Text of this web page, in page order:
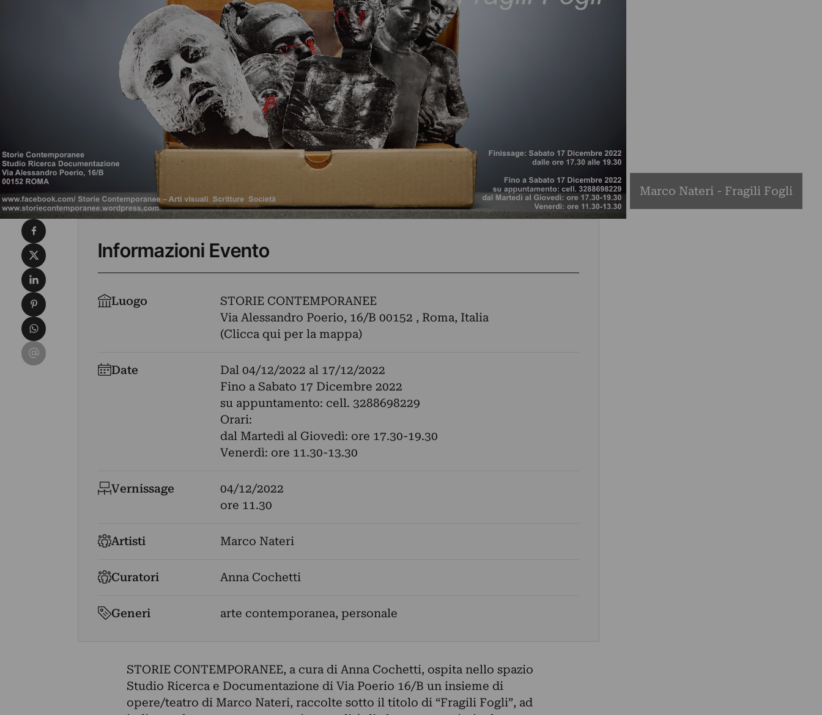
Marco Nateri - Fragili Fogli
Informazioni Evento
Luogo
STORIE CONTEMPORANEE
Via Alessandro Poerio, 16/B 00152 , Roma, Italia
(Clicca qui per la mappa)
Date Dal 04/12/2022 al 17/12/2022
Fino a Sabato 17 Dicembre 2022
su appuntamento: cell. 3288698229
Orari:
dal Martedì al Giovedì: ore 17.30-19.30
Venerdì: ore 11.30-13.30
Vernissage
04/12/2022
ore 11.30
Artisti Marco Nateri
Curatori Anna Cochetti
Generi arte contemporanea, personale
STORIE CONTEMPORANEE, a cura di Anna Cochetti, ospita nello spazio
Studio Ricerca e Documentazione di Via Poerio 16/B un insieme di
opere/teatro di Marco Nateri, raccolte sotto il titolo di “Fragili Fogli”, ad
Condividi su Facebook
Condividi su X
Condividi su LinkedIn
Condividi su Pinterest
Condividi su WhatsApp
Condividi su Email